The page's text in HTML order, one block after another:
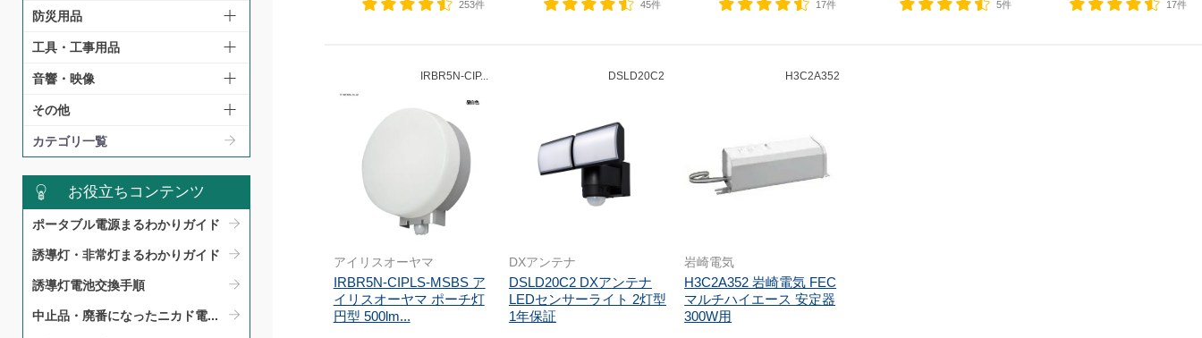
防災用品
工具・工事用品
音響・映像
その他
カテゴリ一覧
お役立ちコンテンツ
ポータブル電源まるわかりガイド​
誘導灯・非常灯まるわかりガイド​
誘導灯電池交換手順​
中止品・廃番になったニカド電...
253件 45件 17件 5件 17件
IRBR5N-CIP...
アイリスオーヤマ
IRBR5N-CIPLS-MSBS ア
イリスオーヤマ ポーチ灯
円型 500lm...
DSLD20C2
DXアンテナ
DSLD20C2 DXアンテナ
LEDセンサーライト 2灯型
1年保証
H3C2A352
岩崎電気
H3C2A352 岩崎電気 FEC
マルチハイエース 安定器
300W用